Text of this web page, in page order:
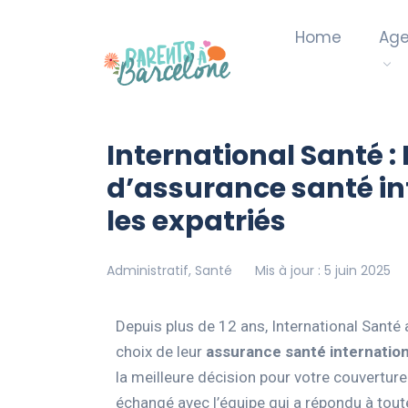
Home
International Santé
d’assurance santé
les expatriés
Administratif, Santé Mis à jour : 5 juin 2025
Depuis plus de 12 ans, International
choix de leur assurance santé
la meilleure décision pour votre
échangé avec l’équipe qui a répondu à